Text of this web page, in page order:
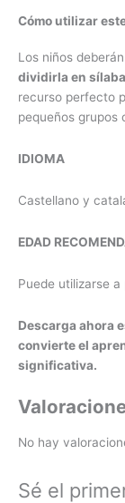
Cómo utilizar
Los niños
dividirla en
recurso perfecto
pequeños grupos
IDIOMA
Castellano y
EDAD
Puede utilizarse
Descarga ahora
convierte el
significativa.
No hay
Sé el